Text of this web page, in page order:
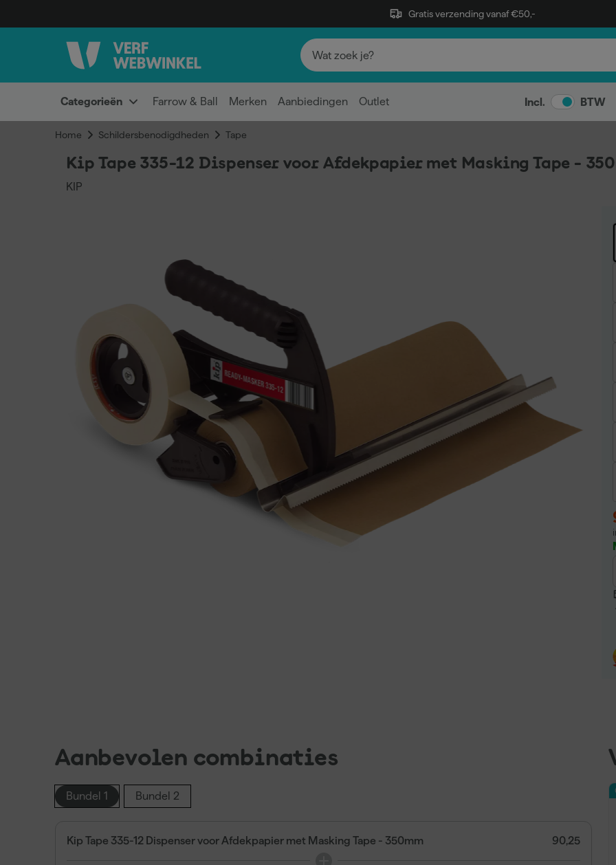
Gratis verzending vanaf €50,-
Categorieën Farrow & Ball Merken Aanbiedingen Outlet Incl. BTW
Home Schildersbenodigdheden Tape
Kip Tape 335-12 Dispenser voor Afdekpapier met Masking Tape -
KIP
Aanbevolen combinaties
Bundel 1 Bundel 2
Kip Tape 335-12 Dispenser voor Afdekpapier met Masking Tape - 350mm 90,25